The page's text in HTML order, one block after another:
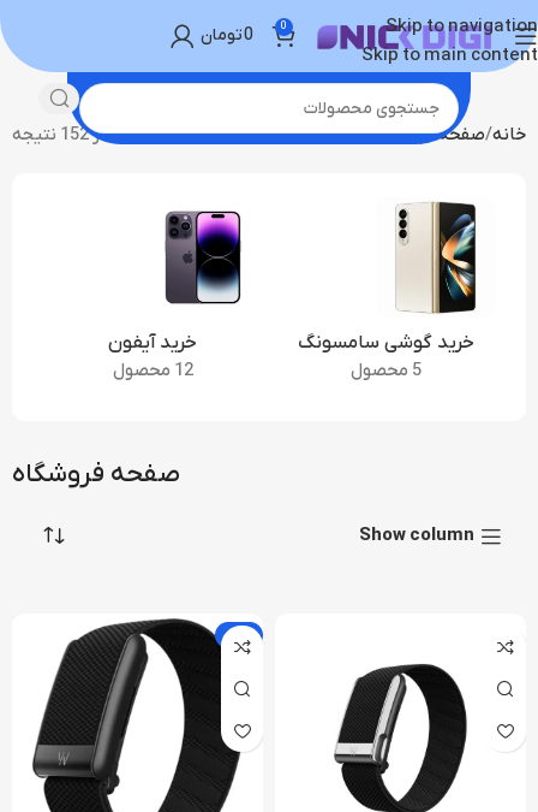
Skip to navigation
Skip to main content
0
0تومان
خانه صفحه فروشگاه برگه 2 نمایش 21–40 از 152 نتیجه
خرید گوشی سامسونگ
5 محصول
خرید آیفون
12 محصول
صفحه فروشگاه
Show column
-5%